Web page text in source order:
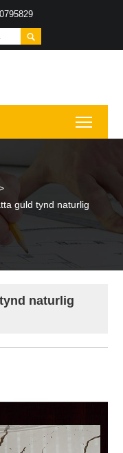

guld tynd naturlig
naturlig